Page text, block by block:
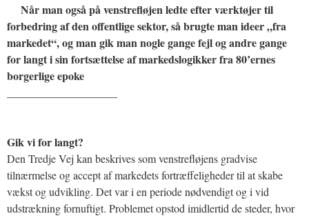
Når man også på venstrefløjen ledte efter værktøjer til
forbedring af den offentlige sektor, så brugte man ideer „fra
markedet“, og man gik man nogle gange fejl og andre gange
for langt i sin fortsættelse af markedslogikker fra 80’ernes
borgerlige epoke
Gik vi for langt?
Den Tredje Vej kan beskrives som venstrefløjens gradvise
tilnærmelse og accept af markedets fortræffeligheder til at skabe
vækst og udvikling. Det var i en periode nødvendigt og i vid
udstrækning fornuftigt. Problemet opstod imidlertid de steder, hvor